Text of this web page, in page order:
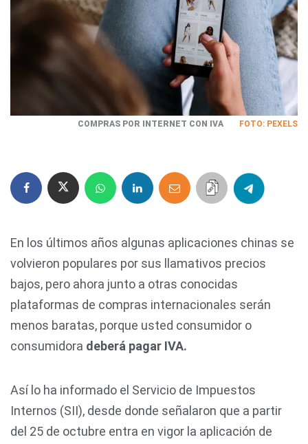
COMPRAS POR INTERNET CON IVA FOTO: PEXELS
En los últimos años algunas aplicaciones chinas se
volvieron populares por sus llamativos precios
bajos, pero ahora junto a otras conocidas
plataformas de compras internacionales serán
menos baratas, porque usted consumidor o
consumidora deberá pagar IVA.
Así lo ha informado el Servicio de Impuestos
Internos (SII), desde donde señalaron que a partir
del 25 de octubre entra en vigor la aplicación de